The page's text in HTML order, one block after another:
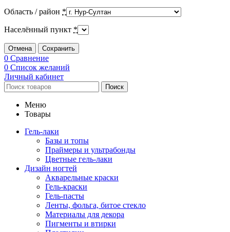
Область / район *
Населённый пункт *
Отмена Сохранить
0 Сравнение
0 Список желаний
Личный кабинет
Поиск
Меню
Товары
Гель-лаки
Базы и топы
Праймеры и ультрабонды
Цветные гель-лаки
Дизайн ногтей
Акварельные краски
Гель-краски
Гель-пасты
Ленты, фольга, битое стекло
Материалы для декора
Пигменты и втирки